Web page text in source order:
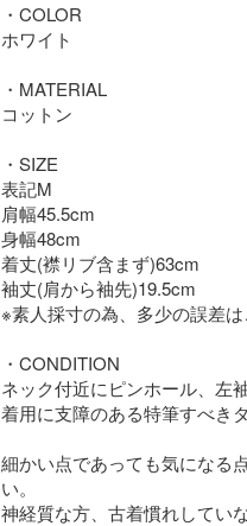
・COLOR
ホワイト
・MATERIAL
コットン
・SIZE
表記M
肩幅45.5cm
身幅48cm
着丈(襟リブ含まず)63cm
袖丈(肩から袖先)19.5cm
※素人採寸の為、多少の誤差
・CONDITION
ネック付近にピンホール、左
着用に支障のある特筆すべき
細かい点であっても気になる
い。
神経質な方、古着慣れしてい